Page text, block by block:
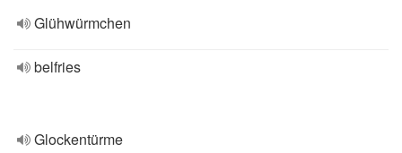
Glühwürmchen
belfries
Glockentürme